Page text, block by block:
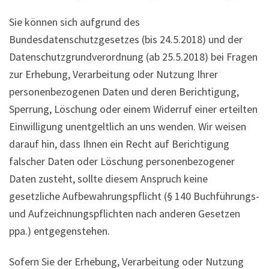
Sie können sich aufgrund des
Bundesdatenschutzgesetzes (bis 24.5.2018) und der
Datenschutzgrundverordnung (ab 25.5.2018) bei Fragen
zur Erhebung, Verarbeitung oder Nutzung Ihrer
personenbezogenen Daten und deren Berichtigung,
Sperrung, Löschung oder einem Widerruf einer erteilten
Einwilligung unentgeltlich an uns wenden. Wir weisen
darauf hin, dass Ihnen ein Recht auf Berichtigung
falscher Daten oder Löschung personenbezogener
Daten zusteht, sollte diesem Anspruch keine
gesetzliche Aufbewahrungspflicht (§ 140 Buchführungs-
und Aufzeichnungspflichten nach anderen Gesetzen
ppa.) entgegenstehen.
Sofern Sie der Erhebung, Verarbeitung oder Nutzung